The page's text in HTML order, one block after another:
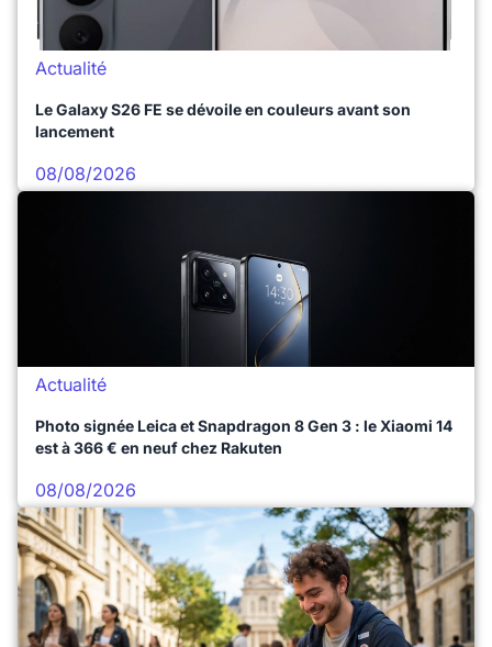
Actualité
Le Galaxy S26 FE se dévoile en couleurs avant son
lancement
08/08/2026
Actualité
Photo signée Leica et Snapdragon 8 Gen 3 : le Xiaomi 14
est à 366 € en neuf chez Rakuten
08/08/2026